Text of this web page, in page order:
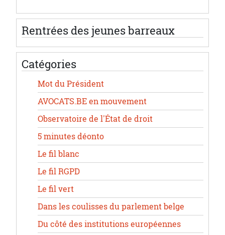
Rentrées des jeunes barreaux
Catégories
Mot du Président
AVOCATS.BE en mouvement
Observatoire de l'État de droit
5 minutes déonto
Le fil blanc
Le fil RGPD
Le fil vert
Dans les coulisses du parlement belge
Du côté des institutions européennes